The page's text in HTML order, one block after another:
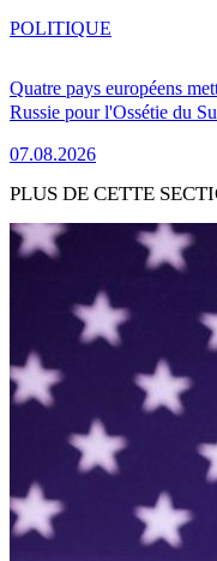
Quatre pays européens
Russie pour l'Ossétie du
07.08.2026
POLITIQUE
PLUS DE CETTE